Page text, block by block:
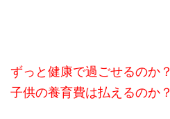
ずっと健康で過ごせるのか？
子供の養育費は払えるのか？